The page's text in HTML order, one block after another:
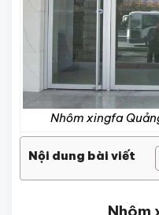
Nhôm xingfa
Nội dung bài viết
Nhôm